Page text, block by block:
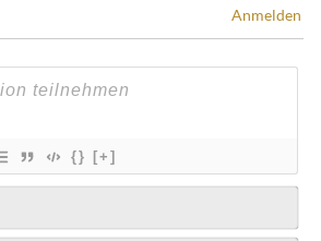
Anmelden
{} [+]